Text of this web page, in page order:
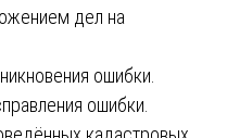
дел на
ошибки.
ошибки.